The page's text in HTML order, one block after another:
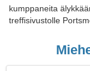
kumppaneita
treffisivustolle